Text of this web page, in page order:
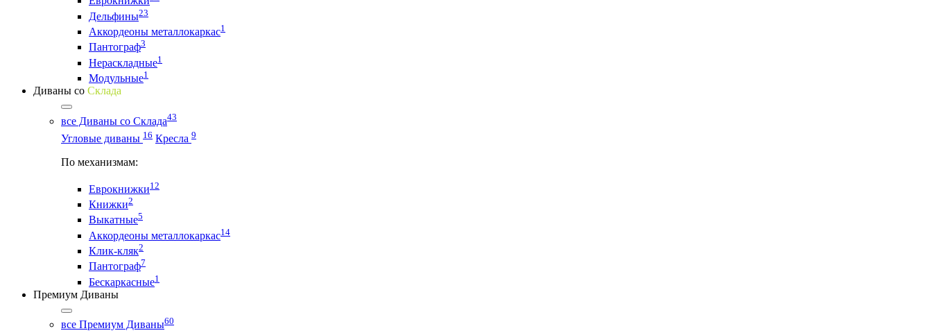
Дельфины23
Аккордеоны металлокаркас1
Пантограф3
Нераскладные1
Модульные1
Диваны со Склада
все Диваны со Склада43
Угловые диваны 16 Кресла 9
По механизмам:
Еврокнижки12
Книжки2
Выкатные5
Аккордеоны металлокаркас14
Клик-кляк2
Пантограф7
Бескаркасные1
Премиум Диваны
все Премиум Диваны60